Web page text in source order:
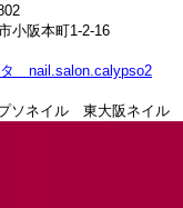
阪本町1-2-16
nail.salon.calypso2
東大阪ネイル